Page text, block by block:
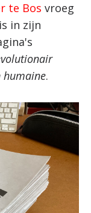
te Bos vroeg
in zijn
humaine.